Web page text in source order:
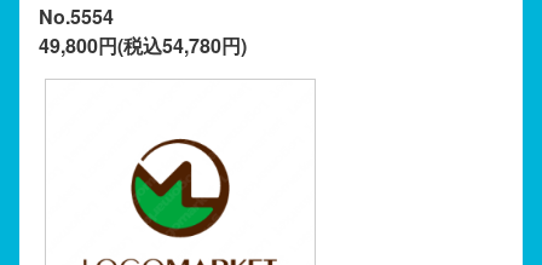
No.5554
49,800円(税込54,780円)